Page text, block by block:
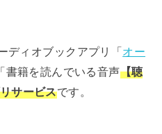
ディオブックアプリ「オー
書籍を読んでいる音声【聴
サービスです。